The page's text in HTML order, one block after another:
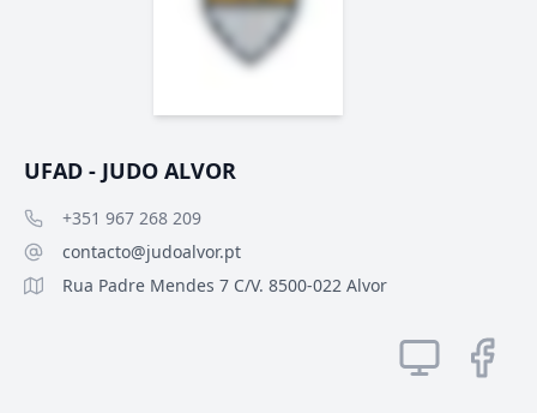
UFAD - JUDO ALVOR
+351 967 268 209
contacto@judoalvor.pt
Rua Padre Mendes 7 C/V. 8500-022 Alvor